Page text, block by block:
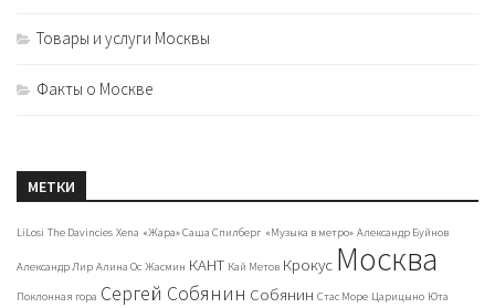
Товары и услуги Москвы
Факты о Москве
МЕТКИ
LiLosi The Davincies Xena «Жара» Саша Спилберг «Музыка в метро» Александр Буйнов
Александр Лир Алина Ос Жасмин КАНТ Кай Метов Крокус Москва
Поклонная гора Сергей Собянин Собянин Стас Море Царицыно Юта